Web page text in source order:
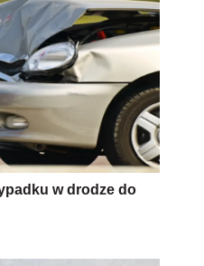
w drodze do